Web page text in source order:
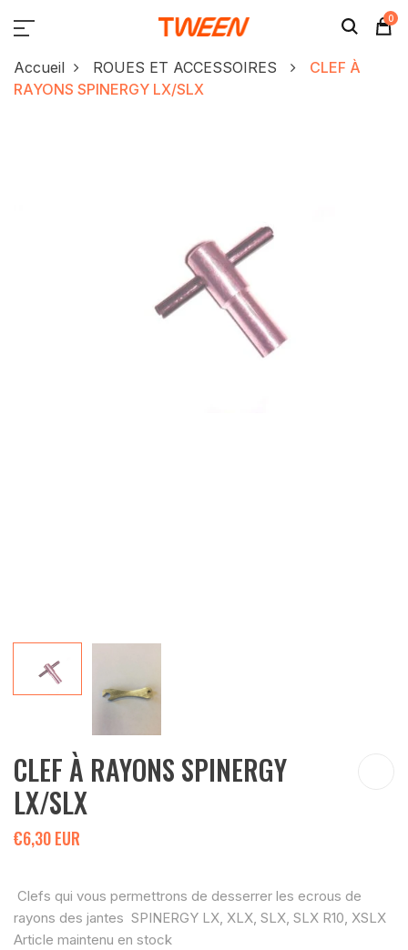
0
Accueil ROUES ET ACCESSOIRES
CLEF À
RAYONS SPINERGY LX/SLX
CLEF À RAYONS SPINERGY
LX/SLX
€6,30 EUR
Clefs qui vous permettrons de desserrer les ecrous de
rayons des jantes SPINERGY LX, XLX, SLX, SLX R10, XSLX
Article maintenu en stock